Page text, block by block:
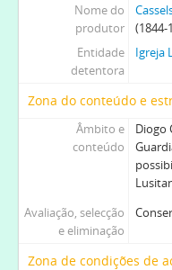
Nome do
produtor
(1844-
Entidade
detentora
Igreja
Zona do conteúdo e
Âmbito e
conteúdo
Diogo
Avaliação, selecção
e eliminação
Zona de condições de